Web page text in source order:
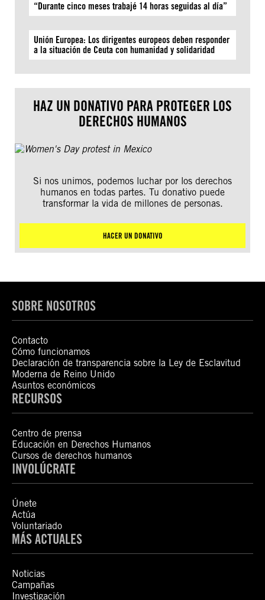
“Durante cinco meses trabajé 14 horas seguidas al día”
Unión Europea: Los dirigentes europeos deben responder
a la situación de Ceuta con humanidad y solidaridad
HAZ UN DONATIVO PARA PROTEGER LOS
DERECHOS HUMANOS
Si nos unimos, podemos luchar por los derechos
humanos en todas partes. Tu donativo puede
transformar la vida de millones de personas.
HACER UN DONATIVO
SOBRE NOSOTROS
Contacto
Cómo funcionamos
Declaración de transparencia sobre la Ley de Esclavitud
Moderna de Reino Unido
Asuntos económicos
RECURSOS
Centro de prensa
Educación en Derechos Humanos
Cursos de derechos humanos
INVOLÚCRATE
Únete
Actúa
Voluntariado
MÁS ACTUALES
Noticias
Campañas
Investigación